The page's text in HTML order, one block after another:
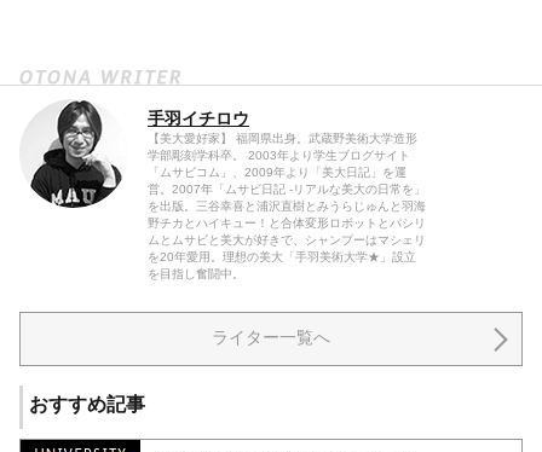
手羽イチロウ
【美大愛好家】 福岡県出身。武蔵野美術大学造形
学部彫刻学科卒。 2003年より学生ブログサイト
「ムサビコム」、2009年より「美大日記」を運
営。2007年「ムサビ日記 -リアルな美大の日常を」
を出版。三谷幸喜と浦沢直樹とみうらじゅんと羽海
野チカとハイキュー！と合体変形ロボットとパシリ
ムとムサビと美大が好きで、シャンプーはマシェリ
を20年愛用。理想の美大「手羽美術大学★」設立
を目指し奮闘中。
ライター一覧へ
おすすめ記事